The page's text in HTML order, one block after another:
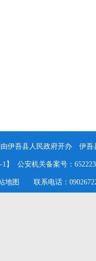
伊吾县人民政府开办 伊吾
】 公安机关备案号：
地图 联系电话：